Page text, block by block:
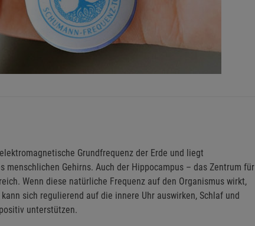
Grundfrequenz der Erde und liegt
menschlichen Gehirns. Auch der Hippocampus – das Zentrum für
Wenn diese natürliche Frequenz auf den Organismus wirkt,
sich regulierend auf die innere Uhr auswirken, Schlaf und
unterstützen.